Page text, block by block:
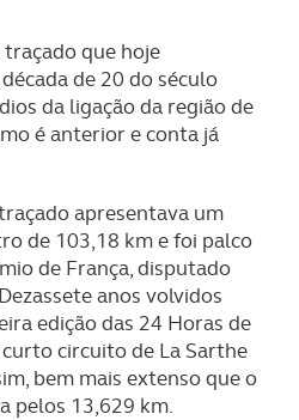
que hoje
de 20 do século
da ligação da região de
é anterior e conta já
apresentava um
de 103,18 km e foi palco
de França, disputado
anos volvidos
edição das 24 Horas de
circuito de La Sarthe
bem mais extenso que o
pelos 13,629 km.